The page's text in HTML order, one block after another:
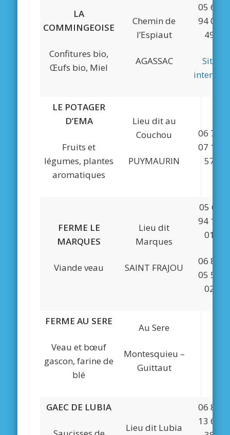
LA
COMMINGEOISE
Confitures bio,
Œufs bio, Miel
Chemin de
l’Espiaut
AGASSAC
05 61
94 04
49
Site
internet
LE POTAGER
D’EMA
Fruits et
légumes, plantes
aromatiques
Lieu dit au
Couchou
PUYMAURIN
06 71
07 17
57
FERME LE
MARQUES
Viande veau
Lieu dit
Marques
SAINT FRAJOU
05 61
94 12
01
06 87
05 50
02
FERME AU SERE
Veau et bœuf
gascon, farine de
blé
Au Sere
Montesquieu –
Guittaut
GAEC DE LUBIA
Lieu dit Lubia
06 84
13 69